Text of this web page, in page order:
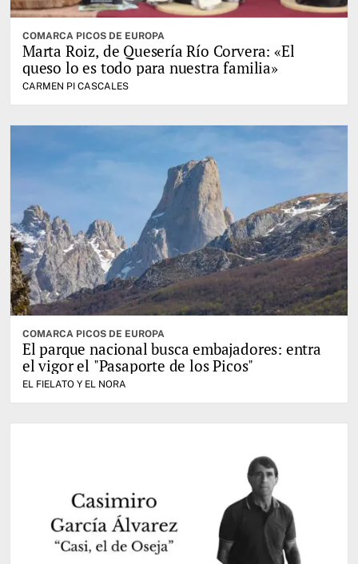
COMARCA PICOS DE EUROPA
Marta Roiz, de Quesería Río Corvera: «El
queso lo es todo para nuestra familia»
CARMEN PI CASCALES
COMARCA PICOS DE EUROPA
El parque nacional busca embajadores: entra
el vigor el "Pasaporte de los Picos"
EL FIELATO Y EL NORA